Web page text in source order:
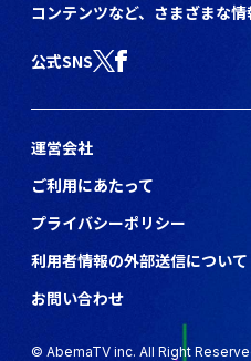
コンテンツなど、さまざまな情
公式SNS
運営会社
ご利用にあたって
プライバシーポリシー
利用者情報の外部送信について
お問い合わせ
© AbemaTV inc. All Right